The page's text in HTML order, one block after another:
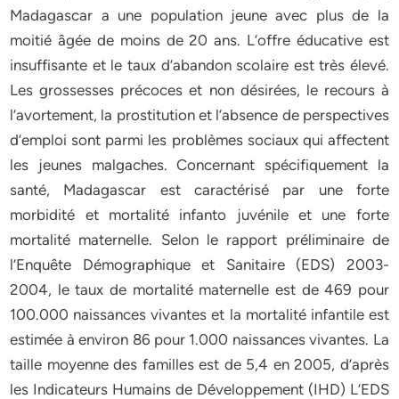
Madagascar a une population jeune avec plus de la
moitié âgée de moins de 20 ans. L’offre éducative est
insuffisante et le taux d’abandon scolaire est très élevé.
Les grossesses précoces et non désirées, le recours à
l’avortement, la prostitution et l’absence de perspectives
d’emploi sont parmi les problèmes sociaux qui affectent
les jeunes malgaches. Concernant spécifiquement la
santé, Madagascar est caractérisé par une forte
morbidité et mortalité infanto juvénile et une forte
mortalité maternelle. Selon le rapport préliminaire de
l’Enquête Démographique et Sanitaire (EDS) 2003-
2004, le taux de mortalité maternelle est de 469 pour
100.000 naissances vivantes et la mortalité infantile est
estimée à environ 86 pour 1.000 naissances vivantes. La
taille moyenne des familles est de 5,4 en 2005, d’après
les Indicateurs Humains de Développement (IHD) L’EDS